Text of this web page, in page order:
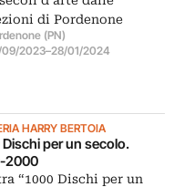
di Pordenone
(PN)
09/2023–28/01/2024
HARRY BERTOIA
Dischi per un secolo.
2000
“1000 Dischi per un